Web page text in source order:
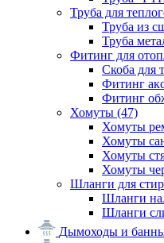
Труба для
Труба из
Труба
Фитинг для
Скоба для
Фитинг
Фитинг
Хомуты (47)
Хомуты
Хомуты
Хомуты
Хомуты
Шланги для
Шланги
Шланги
Дымоходы и